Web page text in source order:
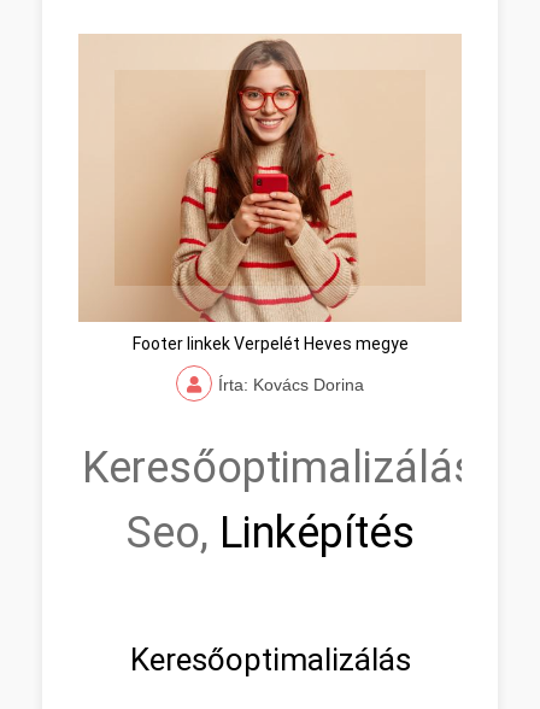
Footer linkek Verpelét Heves megye
Írta: Kovács Dorina
Keresőoptimalizálás,
Seo, Linképítés
Keresőoptimalizálás